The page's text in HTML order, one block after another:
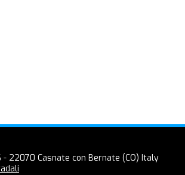
- 22070 Casnate con Bernate (CO) Italy